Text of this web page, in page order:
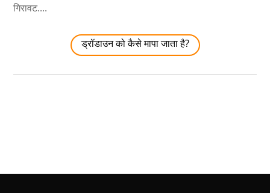
गिरावट....
ड्रॉडाउन को कैसे मापा जाता है?